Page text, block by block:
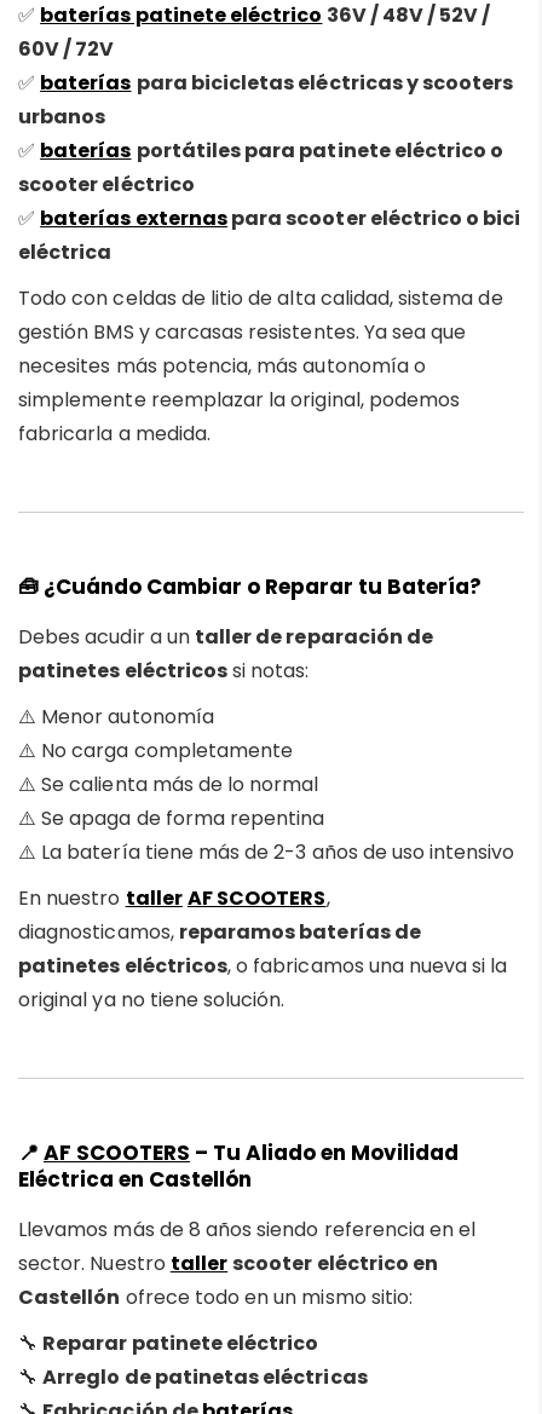
✅ baterías patinete eléctrico 36V / 48V / 52V /
60V / 72V
✅ baterías para bicicletas eléctricas y scooters
urbanos
✅ baterías portátiles para patinete eléctrico o
scooter eléctrico
✅ baterías externaspara scooter eléctrico o bici
eléctrica
Todo con celdas de litio de alta calidad, sistema de
gestión BMS y carcasas resistentes. Ya sea que
necesites más potencia, más autonomía o
simplemente reemplazar la original, podemos
fabricarla a medida.
🧰 ¿Cuándo Cambiar o Reparar tu Batería?
Debes acudir a un taller de reparación de
patinetes eléctricossi notas:
⚠️ Menor autonomía
⚠️ No carga completamente
⚠️ Se calienta más de lo normal
⚠️ Se apaga de forma repentina
⚠️ La batería tiene más de 2-3 años de uso intensivo
En nuestro tallerAF SCOOTERS,
diagnosticamos, reparamos baterías de
patinetes eléctricos, o fabricamos una nueva si la
original ya no tiene solución.
📍 AF SCOOTERS – Tu Aliado en Movilidad
Eléctrica en Castellón
Llevamos más de 8 años siendo referencia en el
sector. Nuestro taller scooter eléctrico en
Castellón ofrece todo en un mismo sitio:
🔧 Reparar patinete eléctrico
🔧Arreglo de patinetas eléctricas